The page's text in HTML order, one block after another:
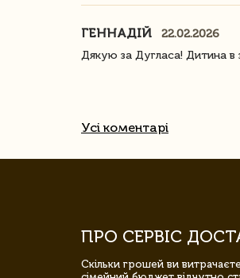
ГЕННАДІЙ
22.02.2026
Дякую за Дугласа! Дитина в
Усі коментарі
ПРО СЕРВІС
Скільки грошей ви